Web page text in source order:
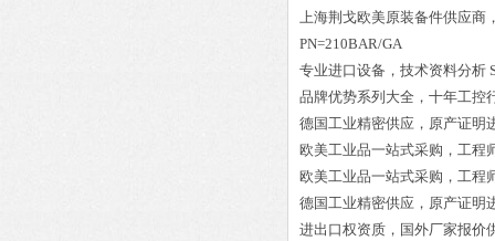
上海荆戈欧美原装备件供应商
PN=210BAR/GA
专业进口设备，技术资料分析
品牌优势系列大全，十年工控
德国工业精密供应，原产证明
欧美工业品一站式采购，工程
欧美工业品一站式采购，工程
德国工业精密供应，原产证明
进出口权资质，国外厂家报价